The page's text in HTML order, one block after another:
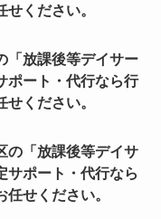
ください。
「放課後等デイサー
ポート・代行なら行
ください。
の「放課後等デイサ
サポート・代行なら
せください。